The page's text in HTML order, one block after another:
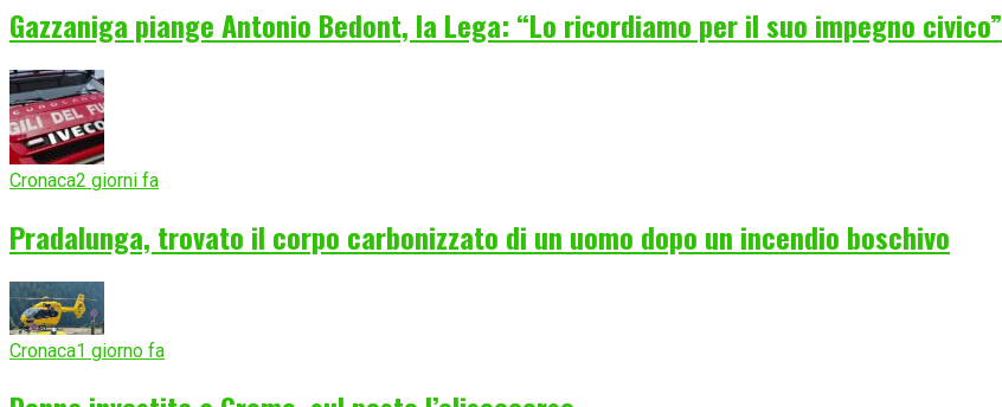
Gazzaniga piange Antonio Bedont, la Lega: “Lo ricordiamo per il suo impegno civico”
Cronaca2 giorni fa
Pradalunga, trovato il corpo carbonizzato di un uomo dopo un incendio boschivo
Cronaca1 giorno fa